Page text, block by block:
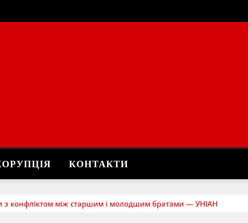
КОНТАКТИ
з конфліктом між старшим і молодшим братами — УНІАН